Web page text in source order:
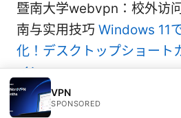
暨南大学webvpn：校外访
南与实用技巧 Windows 11
化！デスクトップショート
イン
申请 台大 vpn
VPN
SPONSORED